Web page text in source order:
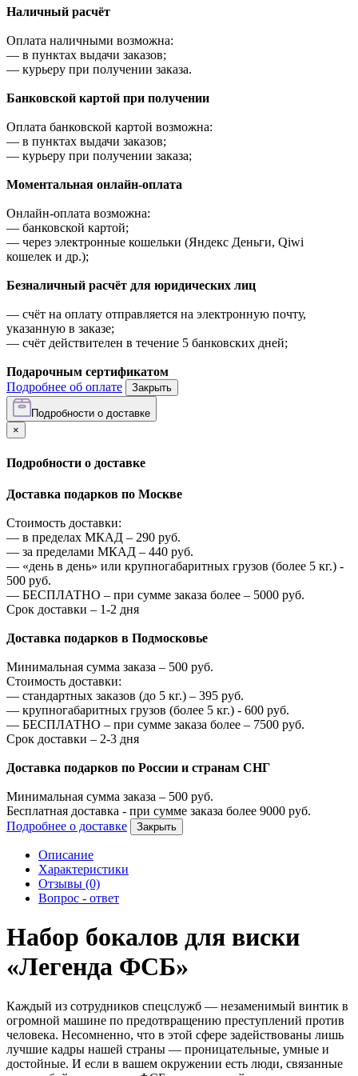
Наличный расчёт
Оплата наличными возможна:
— в пунктах выдачи заказов;
— курьеру при получении заказа.
Банковской картой при получении
Оплата банковской картой возможна:
— в пунктах выдачи заказов;
— курьеру при получении заказа;
Моментальная онлайн-оплата
Онлайн-оплата возможна:
— банковской картой;
— через электронные кошельки (Яндекс Деньги, Qiwi
кошелек и др.);
Безналичный расчёт для юридических лиц
— счёт на оплату отправляется на электронную почту,
указанную в заказе;
— счёт действителен в течение 5 банковских дней;
Подарочным сертификатом
Подробнее об оплате
Закрыть
Подробности о доставке
×
Подробности о доставке
Доставка подарков по Москве
Стоимость доставки:
— в пределах МКАД – 290 руб.
— за пределами МКАД – 440 руб.
— «день в день» или крупногабаритных грузов (более 5 кг.) -
500 руб.
— БЕСПЛАТНО – при сумме заказа более – 5000 руб.
Срок доставки – 1-2 дня
Доставка подарков в Подмосковье
Минимальная сумма заказа – 500 руб.
Стоимость доставки:
— стандартных заказов (до 5 кг.) – 395 руб.
— крупногабаритных грузов (более 5 кг.) - 600 руб.
— БЕСПЛАТНО – при сумме заказа более – 7500 руб.
Срок доставки – 2-3 дня
Доставка подарков по России и странам СНГ
Минимальная сумма заказа – 500 руб.
Бесплатная доставка - при сумме заказа более 9000 руб.
Подробнее о доставке
Закрыть
Описание
Характеристики
Отзывы (0)
Вопрос - ответ
Набор бокалов для виски
«Легенда ФСБ»
Каждый из сотрудников спецслужб — незаменимый винтик в
огромной машине по предотвращению преступлений против
человека. Несомненно, что в этой сфере задействованы лишь
лучшие кадры нашей страны — проницательные, умные и
достойные. И если в вашем окружении есть люди, связанные